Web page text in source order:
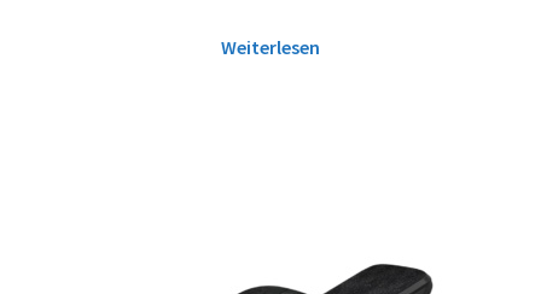
Weiterlesen